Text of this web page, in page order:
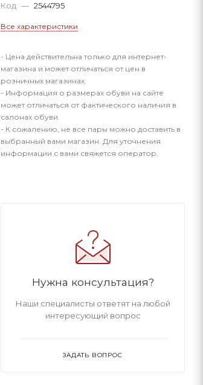
Код — 2544795
Все характеристики
- Цена действительна только для интернет-
магазина и может отличаться от цен в
розничных магазинах
- Информация о размерах обуви на сайте
может отличаться от фактического наличия в
салонах обуви.
- К сожалению, не все пары можно доставить в
выбранный вами магазин. Для уточнения
информации с вами свяжется оператор.
Нужна консультация?
Наши специалисты ответят на любой
интересующий вопрос
ЗАДАТЬ ВОПРОС